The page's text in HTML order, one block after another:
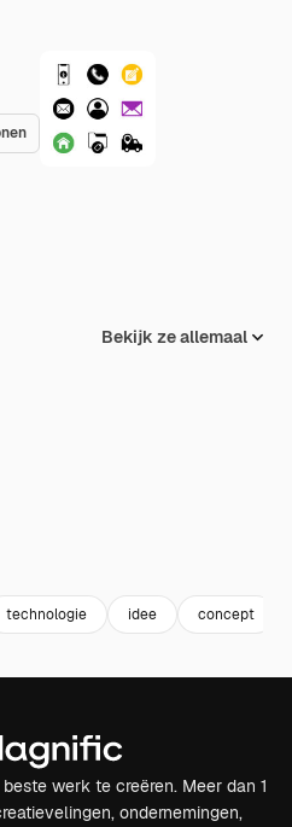
Bekijk ze allemaal
technologie idee concept
werk te creëren. Meer dan 1
ondernemingen,